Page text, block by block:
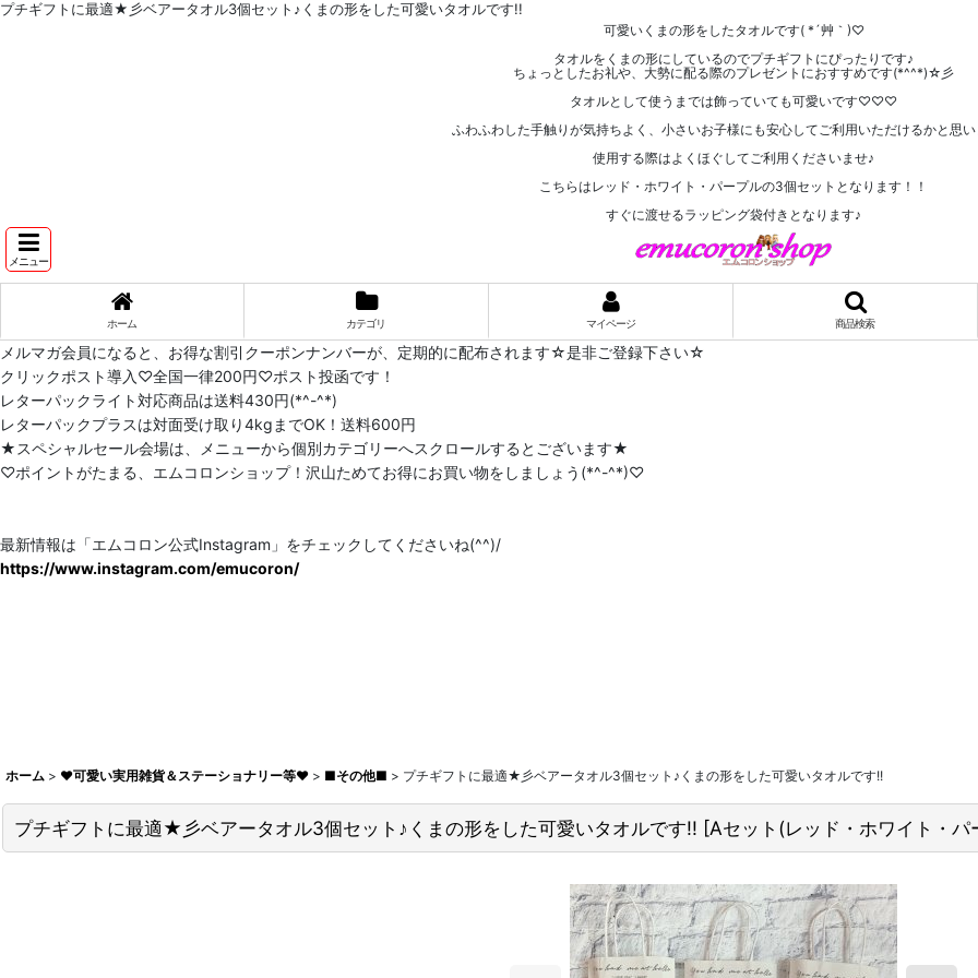
プチギフトに最適★彡ベアータオル3個セット♪くまの形をした可愛いタオルです!!
可愛いくまの形をしたタオルです( *´艸｀)♡
タオルをくまの形にしているのでプチギフトにぴったりです♪
ちょっとしたお礼や、大勢に配る際のプレゼントにおすすめです(*^^*)☆彡
タオルとして使うまでは飾っていても可愛いです♡♡♡
ふわふわした手触りが気持ちよく、小さいお子様にも安心してご利用いただけるかと思い
使用する際はよくほぐしてご利用くださいませ♪
こちらはレッド・ホワイト・パープルの3個セットとなります！！
すぐに渡せるラッピング袋付きとなります♪
メニュー
ホーム カテゴリ マイページ 商品検索
メルマガ会員になると、お得な割引クーポンナンバーが、定期的に配布されます☆是非ご登録下さい☆
クリックポスト導入♡全国一律200円♡ポスト投函です！
レターパックライト対応商品は送料430円(*^-^*)
レターパックプラスは対面受け取り4kgまでOK！送料600円
★スペシャルセール会場は、メニューから個別カテゴリーへスクロールするとございます★
♡ポイントがたまる、エムコロンショップ！沢山ためてお得にお買い物をしましょう(*^-^*)♡
最新情報は「エムコロン公式Instagram」をチェックしてくださいね(^^)/
https://www.instagram.com/emucoron/
ホーム > ♥可愛い実用雑貨＆ステーショナリー等♥ > ■その他■ > プチギフトに最適★彡ベアータオル3個セット♪くまの形をした可愛いタオルです!!
プチギフトに最適★彡ベアータオル3個セット♪くまの形をした可愛いタオルです!! [Aセット(レッド・ホワイト・パ